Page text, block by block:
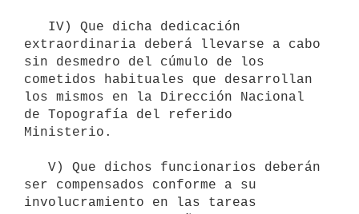
extraordinaria deberá llevarse a cabo
sin desmedro del cúmulo de los
cometidos habituales que desarrollan
los mismos en la Dirección Nacional
de Topografía del referido
Ministerio.
ser compensados conforme a su
involucramiento en las tareas